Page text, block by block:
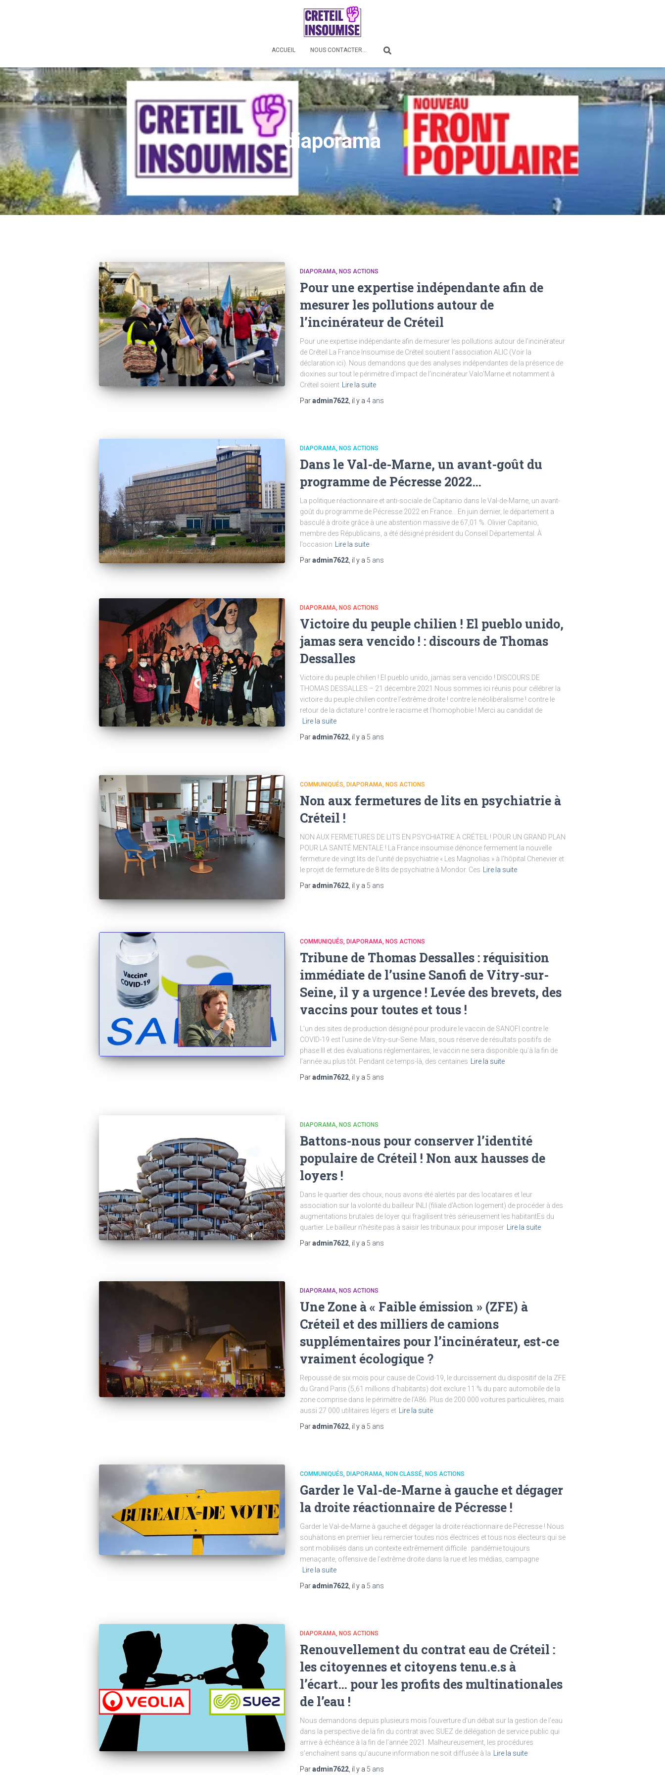
ACCUEIL NOUS CONTACTER…
diaporama
DIAPORAMA NOS ACTIONS
Pour une expertise indépendante afin de
mesurer les pollutions autour de
l’incinérateur de Créteil
Pour une expertise indépendante afin de mesurer les pollutions autour de l’incinérateur
de Créteil La France Insoumise de Créteil soutient l’association ALIC (Voir la
déclaration ici). Nous demandons que des analyses indépendantes de la présence de
dioxines sur tout le périmètre d’impact de l’incinérateur Valo’Marne et notamment à
Créteil soient
Lire la suite
Paradmin7622, il y a 4 ans
DIAPORAMA NOS ACTIONS
Dans le Val-de-Marne, un avant-goût du
programme de Pécresse 2022…
La politique réactionnaire et anti-sociale de Capitanio dans le Val-de-Marne, un avant-
goût du programme de Pécresse 2022 en France… En juin dernier, le département a
basculé à droite grâce à une abstention massive de 67,01 %. Olivier Capitanio,
membre des Républicains, a été désigné président du Conseil Départemental. À
l’occasion
Lire la suite
Paradmin7622, il y a 5 ans
DIAPORAMA NOS ACTIONS
Victoire du peuple chilien ! El pueblo unido,
jamas sera vencido ! : discours de Thomas
Dessalles
Victoire du peuple chilien ! El pueblo unido, jamas sera vencido ! DISCOURS DE
THOMAS DESSALLES – 21 décembre 2021 Nous sommes ici réunis pour célébrer la
victoire du peuple chilien contre l’extrême droite ! contre le néolibéralisme ! contre le
retour de la dictature ! contre le racisme et l’homophobie ! Merci au candidat de
Lire la suite
Paradmin7622, il y a 5 ans
COMMUNIQUÉS DIAPORAMA NOS ACTIONS
Non aux fermetures de lits en psychiatrie à
Créteil !
NON AUX FERMETURES DE LITS EN PSYCHIATRIE A CRÉTEIL ! POUR UN GRAND PLAN
POUR LA SANTÉ MENTALE ! La France insoumise dénonce fermement la nouvelle
fermeture de vingt lits de l’unité de psychiatrie « Les Magnolias » à l’hôpital Chenevier et
le projet de fermeture de 8 lits de psychiatrie à Mondor. Ces
Lire la suite
Paradmin7622, il y a 5 ans
COMMUNIQUÉS DIAPORAMA NOS ACTIONS
Tribune de Thomas Dessalles : réquisition
immédiate de l’usine Sanofi de Vitry-sur-
Seine, il y a urgence ! Levée des brevets, des
vaccins pour toutes et tous !
L’un des sites de production désigné pour produire le vaccin de SANOFI contre le
COVID-19 est l’usine de Vitry-sur-Seine. Mais, sous réserve de résultats positifs de
phase III et des évaluations réglementaires, le vaccin ne sera disponible qu’à la fin de
l’année au plus tôt. Pendant ce temps-là, des centaines
Lire la suite
Paradmin7622, il y a 5 ans
DIAPORAMA NOS ACTIONS
Battons-nous pour conserver l’identité
populaire de Créteil ! Non aux hausses de
loyers !
Dans le quartier des choux, nous avons été alertés par des locataires et leur
association sur la volonté du bailleur INLI (filiale d’Action logement) de procéder à des
augmentations brutales de loyer qui fragilisent très sérieusement les habitantEs du
quartier. Le bailleur n’hésite pas à saisir les tribunaux pour imposer
Lire la suite
Paradmin7622, il y a 5 ans
DIAPORAMA NOS ACTIONS
Une Zone à « Faible émission » (ZFE) à
Créteil et des milliers de camions
supplémentaires pour l’incinérateur, est-ce
vraiment écologique ?
Repoussé de six mois pour cause de Covid-19, le durcissement du dispositif de la ZFE
du Grand Paris (5,61 millions d’habitants) doit exclure 11 % du parc automobile de la
zone comprise dans le périmètre de l’A86. Plus de 200 000 voitures particulières, mais
aussi 27 000 utilitaires légers et
Lire la suite
Paradmin7622, il y a 5 ans
COMMUNIQUÉS DIAPORAMA NON CLASSÉ NOS ACTIONS
Garder le Val-de-Marne à gauche et dégager
la droite réactionnaire de Pécresse !
Garder le Val-de-Marne à gauche et dégager la droite réactionnaire de Pécresse ! Nous
souhaitons en premier lieu remercier toutes nos électrices et tous nos électeurs qui se
sont mobilisés dans un contexte extrêmement difficile : pandémie toujours
menaçante, offensive de l’extrême droite dans la rue et les médias, campagne
Lire la suite
Paradmin7622, il y a 5 ans
DIAPORAMA NOS ACTIONS
Renouvellement du contrat eau de Créteil :
les citoyennes et citoyens tenu.e.s à
l’écart… pour les profits des multinationales
de l’eau !
Nous demandons depuis plusieurs mois l’ouverture d’un débat sur la gestion de l’eau
dans la perspective de la fin du contrat avec SUEZ de délégation de service public qui
arrive à échéance à la fin de l’année 2021. Malheureusement, les procédures
s’enchaînent sans qu’aucune information ne soit diffusée à la
Lire la suite
Paradmin7622, il y a 5 ans